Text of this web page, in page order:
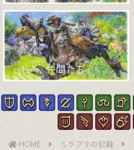
仲間たち
HOME ミラプリの記録